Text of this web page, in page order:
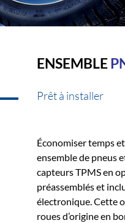
ENSEMBLE
Prêt à installer
Économiser temps
ensemble de pneus
capteurs TPMS en
préassemblés et
électronique. Cette
roues d’origine en